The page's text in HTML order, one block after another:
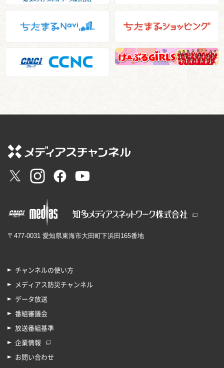
〒477-0031 愛知県東海市大田町下浜田165番地
チャンネルの使い方
メディアス防災チャンネル
データ放送
番組審議会
放送番組基準
企業情報
お問い合わせ